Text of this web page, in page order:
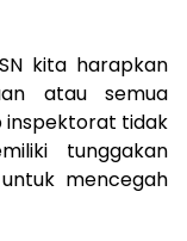
kita harapkan
atau semua
inspektorat tidak
tunggakan
mencegah